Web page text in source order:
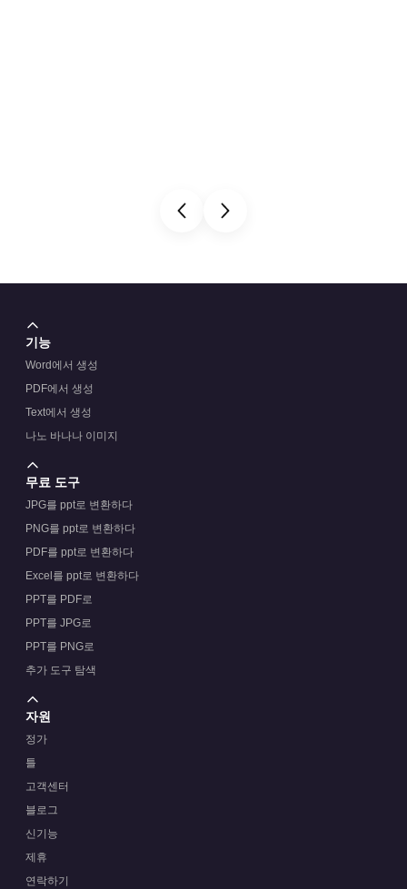
기능
Word에서 생성
PDF에서 생성
Text에서 생성
나노 바나나 이미지
무료 도구
JPG를 ppt로 변환하다
PNG를 ppt로 변환하다
PDF를 ppt로 변환하다
Excel를 ppt로 변환하다
PPT를 PDF로
PPT를 JPG로
PPT를 PNG로
추가 도구 탐색
자원
정가
틀
고객센터
블로그
신기능
제휴
연락하기